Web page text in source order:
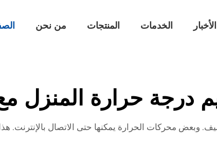
من نحن المنتجات الخدمات الأخبار
درجة حرارة المنزل
وبعض محركات الحرارة يمكنها حتى الاتصال بالإنترنت.